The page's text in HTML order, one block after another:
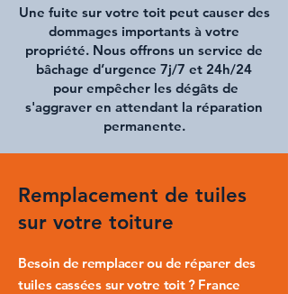
Une fuite sur votre toit peut causer des
dommages importants à votre
propriété. Nous offrons un service de
bâchage d’urgence 7j/7 et 24h/24
pour empêcher les dégâts de
s'aggraver en attendant la réparation
permanente.
Remplacement de tuiles
sur votre toiture
Besoin de remplacerou de réparer des
tuiles casséessur votre toit ? France